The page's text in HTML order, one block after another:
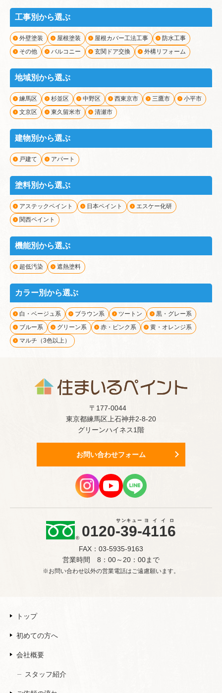
工事別から選ぶ
外壁塗装 屋根塗装 屋根カバー工法工事
防水工事
その他
バルコニー 玄関ドア交換 外構リフォーム
地域別から選ぶ
練馬区 杉並区 中野区 西東京市 三鷹市
小平市
文京区
東久留米市 清瀬市
建物別から選ぶ
戸建て アパート
塗料別から選ぶ
アステックペイント 日本ペイント
エスケー化研
関西ペイント
機能別から選ぶ
超低汚染 遮熱塗料
カラー別から選ぶ
白・ベージュ系 ブラウン系 ツートン
黒・グレー系
ブルー系
グリーン系 赤・ピンク系
黄・オレンジ系
マルチ（3色以上）
〒177-0044
東京都練馬区上石神井2-8-20
グリーンハイネス1階
お問い合わせフォーム
0120-39-
サンキュー
4116
ヨイイロ
FAX：03-5935-9163
営業時間 8：00～20：00まで
※お問い合わせ以外の営業電話はご遠慮願います。
トップ
初めての方へ
会社概要
スタッフ紹介